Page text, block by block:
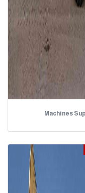
Machines